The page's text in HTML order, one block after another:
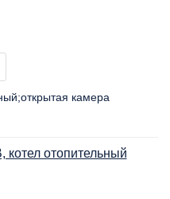
открытая камера
отопительный